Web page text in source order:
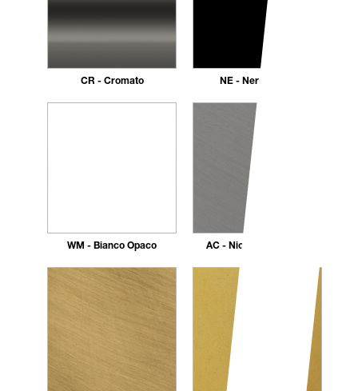
CR - Cromato NE - Nero opaco
WM - Bianco Opaco AC - Nickel Spazzolato